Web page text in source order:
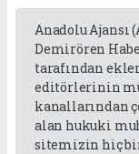
Anadolu Ajansı
Demirören
tarafından
editörlerinin
kanallarından
alan hukuki
sitemizin hiç